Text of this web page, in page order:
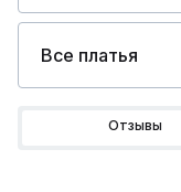
Все платья
Отзывы